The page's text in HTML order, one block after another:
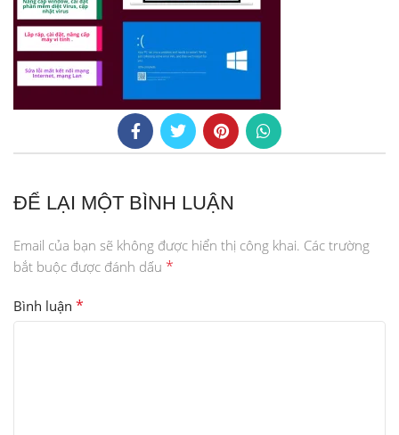
ĐỂ LẠI MỘT BÌNH LUẬN
Email của bạn sẽ không được hiển thị công khai. Các trường
bắt buộc được đánh dấu *
Bình luận *